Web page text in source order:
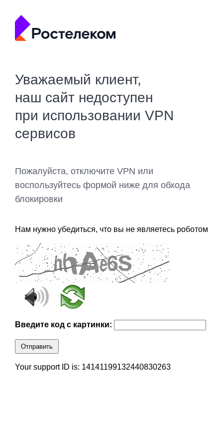
Уважаемый клиент,
наш сайт недоступен
при использовании VPN
сервисов
Пожалуйста, отключите VPN или
воспользуйтесь формой ниже для обхода
блокировки
Нам нужно убедиться, что вы не являетесь роботом
Введите код с картинки:
Отправить
Your support ID is: 14141199132440830263